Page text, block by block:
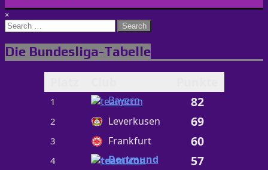
×
Search
for:
Die Bundesliga-Tabelle
1 Bayern 82
2 Leverkusen 69
3 Frankfurt 60
4 Dortmund 57